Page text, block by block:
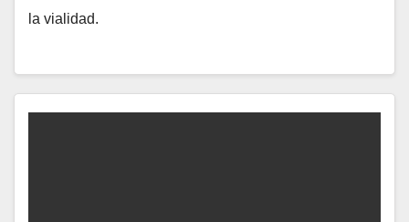
la vialidad.